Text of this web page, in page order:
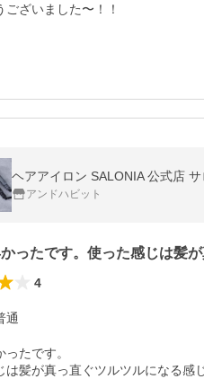
ございました〜！！
ヘアアイロン SALONIA 公式店
アンドハビット
ったです。使った感じは髪
4
通
たです。
は髪が真っ直ぐツルツルになる感